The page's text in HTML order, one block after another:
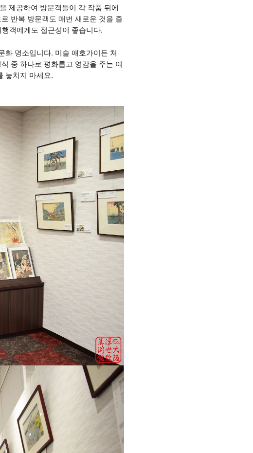
제공하여 방문객들이 각 작품 뒤에
반복 방문객도 매번 새로운 것을 즐
객에게도 접근성이 좋습니다.
화 명소입니다. 미술 애호가이든 처
중 하나로 평화롭고 영감을 주는 여
놓치지 마세요.